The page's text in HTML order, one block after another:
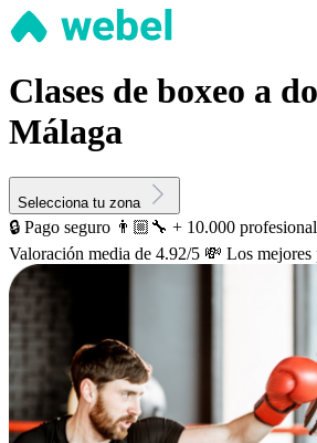
Clases de boxeo a
Málaga
Selecciona tu zona
🔒 Pago seguro 👨🏼‍🔧 + 10.000
Valoración media de 4.92/5 💸 Los mejores